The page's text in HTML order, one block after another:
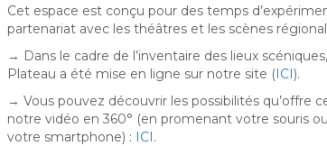
Cet espace est conçu pour des temps
partenariat avec les théâtres et les scènes
→ Dans le cadre de l’inventaire des lieux
Plateau a été mise en ligne sur notre site (ICI).
→ Vous pouvez découvrir les possibilités qu’offre
notre vidéo en 360° (en promenant votre souris
votre smartphone) : ICI.